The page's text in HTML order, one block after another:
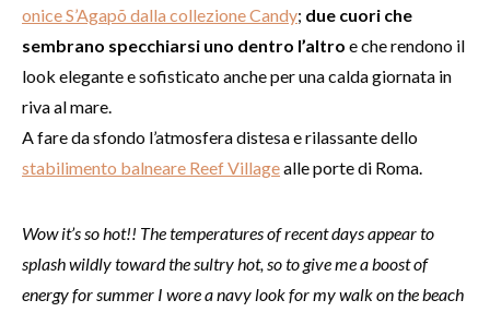
onice S’Agapõ dalla collezione Candy; due cuori che
sembrano specchiarsi uno dentro l’altro e che rendono il
look elegante e sofisticato anche per una calda giornata in
riva al mare.
A fare da sfondo l’atmosfera distesa e rilassante dello
stabilimento balneare Reef Villagealle porte di Roma.
Wow it’s so hot!! The temperatures of recent days appear to
splash wildly toward the sultry hot, so to give me a boost of
energy for summer I wore a navy look for my walk on the beach